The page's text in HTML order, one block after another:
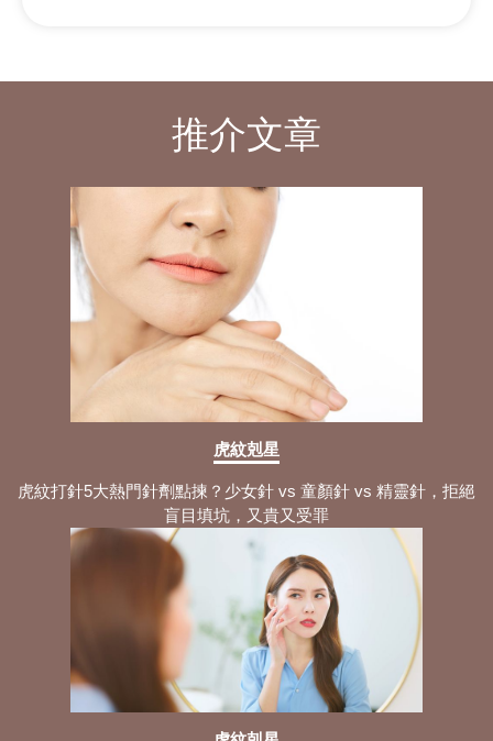
推介文章
虎紋剋星
虎紋打針5大熱門針劑點揀？少女針 vs 童顏針 vs 精靈針，拒絕
盲目填坑，又貴又受罪